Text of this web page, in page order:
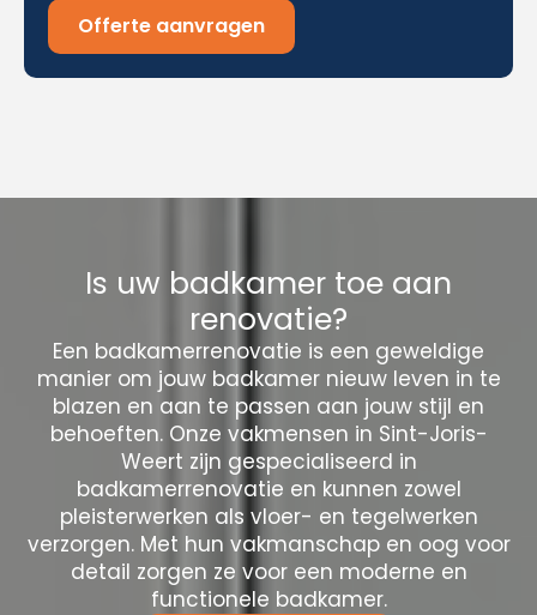
Offerte aanvragen
Is uw badkamer toe aan
renovatie?
Een badkamerrenovatie is een geweldige
manier om jouw badkamer nieuw leven in te
blazen en aan te passen aan jouw stijl en
behoeften. Onze vakmensen in Sint-Joris-
Weert zijn gespecialiseerd in
badkamerrenovatie en kunnen zowel
pleisterwerken als vloer- en tegelwerken
verzorgen. Met hun vakmanschap en oog voor
detail zorgen ze voor een moderne en
functionele badkamer.